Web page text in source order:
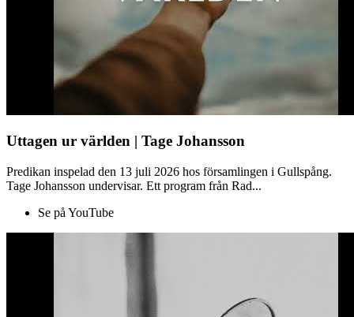
Uttagen ur världen | Tage Johansson
Predikan inspelad den 13 juli 2026 hos församlingen i Gullspång.
Tage Johansson undervisar. Ett program från Rad...
Se på YouTube